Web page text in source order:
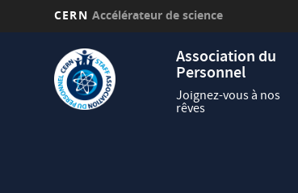
CERN Accélérateur de science
Association du
Personnel
Joignez-vous à nos
rêves